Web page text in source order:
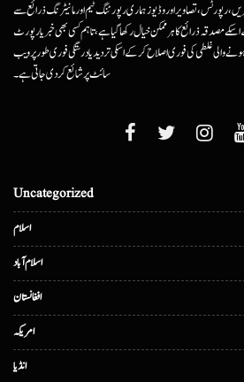
رپورٹس، تصاویر اور وڈیوز ہماری رپورٹنگ ٹیم اور مانیٹرنگ ذرائع سے
مصدقہ ذرائع کا ہرممکن خیال رکھا گیا ہے، تاہم کسی بھی خبر یا رپورٹ
والی غلطی کی فوری اصلاح کرکے اسکی تردید یا درستگی فوری طور پر ویب
سائٹ پر شائع کردی جاتی ہے۔
Uncategorized
اسلام
اسلام آباد
افغانستان
امریکہ
انڈیا